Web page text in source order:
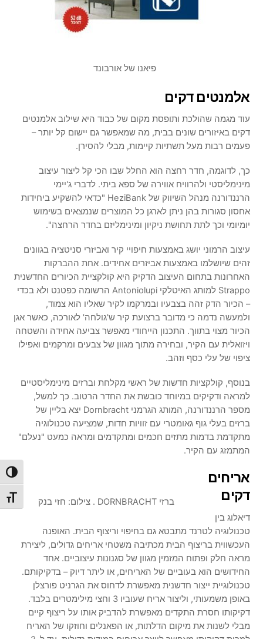
מתג
פיאנו של אורבונד
אלמנטים דקים
עוד מגמה שהולכת ותופסת מקום של כבוד היא שילוב אלמנטים
דקים באיזורים שונים בבית, מה שמאפשר גם יישום קל יותר –
פעמים רבות מעל תשתיות קיימות, מבלי להסירן.
כך, לדוגמה, חדר רחצה הוא החלל שבו הכי קל ליצור עיצוב
מינימליסטי ולהרוויח אווירה של ספא ביתי. לדברי ג'יימי
הרננדורנה מנהל השיווק של HeziBank "כדאי להשקיע ביחידות
אחסון סגורות בהן ניתן לארגן כל המוצרים שנמצאים בשימוש
יומיומי וכך לתת תחושת ניקיון ומינימליזם בחדר הרחצה".
עיצוב הרמוני יושג באמצעות חיפויי קיר ואביזרי סניטציה בגוונים
זהים שיושלמו באמצעות אביזרים אחידים. אחת ההברקות
האחרונות בתחום העיצוב הדקיק היא קולקציית הכיורים החדשנית
Strappo למותג האיטלקי Antoniolupi הרשומה כפטנט ולא בכדי
– הכיור הדק זהה בצבעיו ובמרקמו לקיר שאליו הוא צמוד,
ולמעשה נדמה כי מדובר ברצועת קיר ש'גולחה' לאורכה, כאשר אגן
הכיור מצוי בתווך. התכנון הייחודי מאפשר צביעה אחידה והשטחה
ויזואלית עם הקיר, ובחירה מתוך מגוון של צבעים ומרקמים ואפילו
ציפוי של עלי כסף וזהב.
בנוסף, קולקציות חדשות של ראשי מקלחת וברזים מינימליסטיים
למראה ודקיקים במיוחד כובשת את החדר הרטוב. כך למשל,
מספר הרננדורנה, המותג הגרמני Dornbracht יצא בליין של
ברזים בעלי גוף גאומטרי עם זוויות חדות, שמציעה טכנולוגיה
מתקדמת בדמות מתזים חכמים ומתקדמים ומראה כמעט "נעלם"
המתמזג עם הקיר.
ברזי DORNBRACHT . צילום: חזי בנק
אריחים
דקים
דיאלוג בין
טכנולוגיה לטרנד מתבטא גם בחיפוי וריצוף הבית. האופנה
העכשווית בריצוף הבית מכתיבה משטחי אריחים גדולים, ליצירת
מראה חלק ופתוח המזמין מגוון של סגנונות עיצוביים. אחד
החידושים הוא בעוביים של האריחים, או ליתר דיוק – בדקיקותם.
טכנולוגיית ייצור חדשנית מאפשרת לדחוס את הגרניט פורצלן
באופן משמעותי, וליצור אריח שעוביו 3 וחצי מילימטרים בלבד.
דקיקותו חסרת התקדים מאפשרת להדביק אותו על ריצוף קיים
מבלי לשנות את מיקום הדלתות, או הפאנלים וחוזקו של האריח